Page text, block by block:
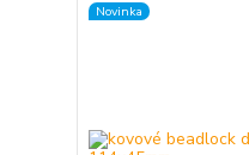
Novinka